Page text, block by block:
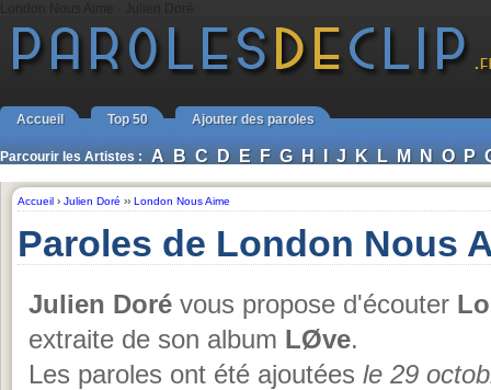
Accueil Top 50 Ajouter des paroles
Parcourir les Artistes : A B C D E F G H I J K L M N O P
Accueil › Julien Doré ›› London Nous Aime
Paroles de London Nous
Julien Doré vous propose d'écouter
extraite de son album LØve.
Les paroles ont été ajoutées le 29